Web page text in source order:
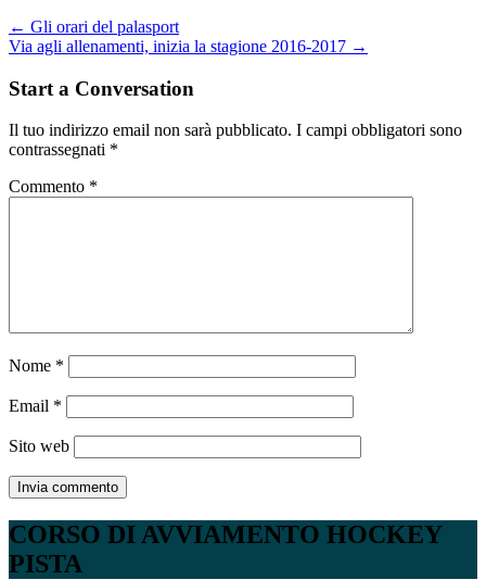
Post
navigation
← Gli orari del palasport
Via agli allenamenti, inizia la stagione 2016-2017 →
Start a Conversation
Il tuo indirizzo email non sarà pubblicato. I campi obbligatori sono
contrassegnati *
Commento *
Nome *
Email *
Sito web
CORSO DI AVVIAMENTO HOCKEY
PISTA